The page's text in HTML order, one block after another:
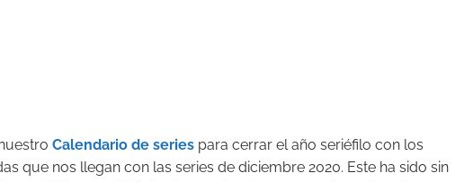
Calendario de series para cerrar el año seriéfilo con los
que nos llegan con las series de diciembre 2020. Este ha sido sin